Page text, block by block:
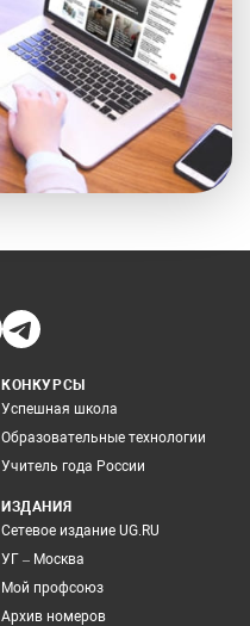
КОНКУРСЫ
Успешная школа
Образовательные технологии
Учитель года России
ИЗДАНИЯ
Сетевое издание UG.RU
УГ – Москва
Мой профсоюз
Архив номеров